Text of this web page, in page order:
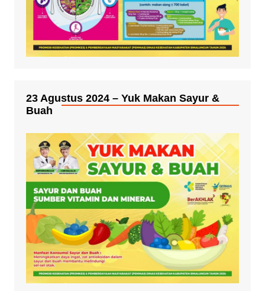
23 Agustus 2024 – Yuk Makan Sayur &
Buah